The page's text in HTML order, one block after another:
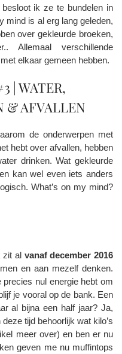
ik ze te bundelen in
mind is al erg lang geleden,
over gekleurde broeken,
Allemaal verschillende
elkaar gemeen hebben.
| WATER,
& AFVALLEN
de onderwerpen met
hebt over afvallen, hebben
drinken. Wat gekleurde
kan wel even iets anders
What’s on my mind?
zit al vanaf december 2016
en aan mezelf denken.
nul energie hebt om
je vooral op de bank. Een
al bijna een half jaar? Ja,
tijd behoorlijk wat kilo’s
meer over) en ben er nu
geven me nu muffintops